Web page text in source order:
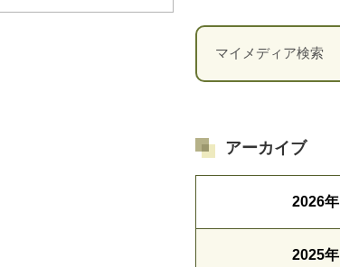
アーカイブ
2026年
2025年